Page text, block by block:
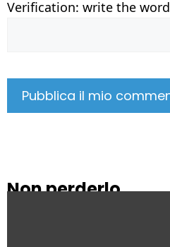
Verification: write the word
Non perderlo